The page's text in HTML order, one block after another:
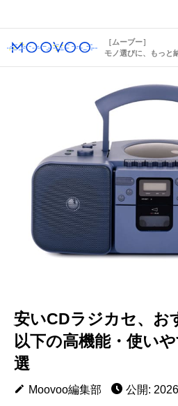
［ムーブー］
モノ選びに、もっと
安いCDラジカセ、お
以下の高機能・使い
選
Moovoo編集部
公開: